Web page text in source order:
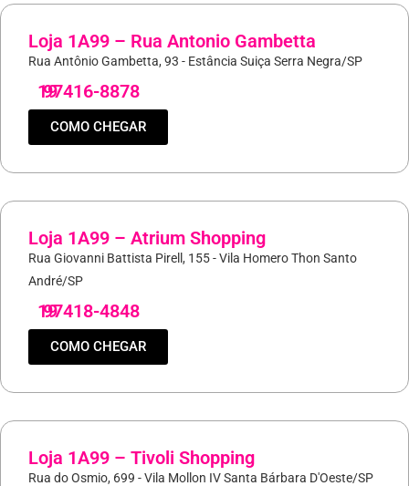
Loja 1A99 – Rua Antonio Gambetta
Rua Antônio Gambetta, 93 - Estância Suiça Serra Negra/SP
19
97416-8878
COMO CHEGAR
Loja 1A99 – Atrium Shopping
Rua Giovanni Battista Pirell, 155 - Vila Homero Thon Santo
André/SP
19
97418-4848
COMO CHEGAR
Loja 1A99 – Tivoli Shopping
Rua do Osmio, 699 - Vila Mollon IV Santa Bárbara D'Oeste/SP